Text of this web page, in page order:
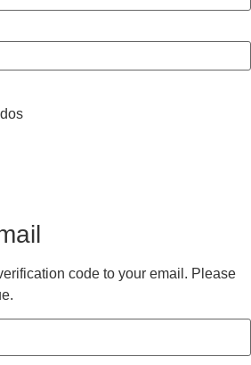
code to your email. Please